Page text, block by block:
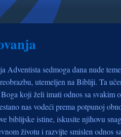
Adventista sedmoga dana nude
utemeljen na Bibliji. Ta
koji želi imati odnos sa svakim
nas vodeći prema potpunoj
biblijske istine, iskusite njihovu
životu i razvijte smislen odnos sa